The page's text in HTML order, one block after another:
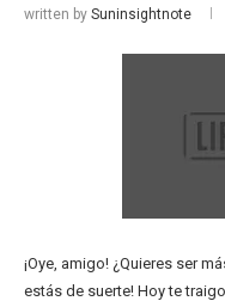
written by Suninsightnote
¡Oye, amigo! ¿Quieres ser
estás de suerte! Hoy te